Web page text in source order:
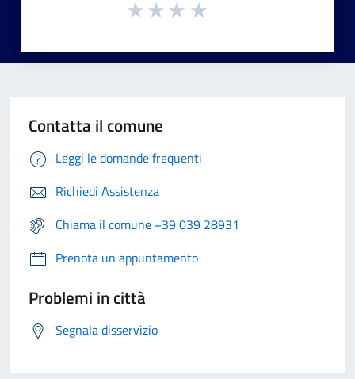
Contatta il comune
Leggi le domande frequenti
Richiedi Assistenza
Chiama il comune +39 039 28931
Prenota un appuntamento
Problemi in città
Segnala disservizio